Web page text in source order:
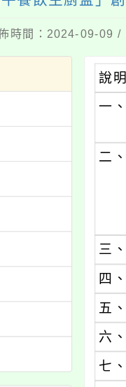
時間：2024-09-09 /
說明
一、
二、
三、
四、
五、
六、
七、